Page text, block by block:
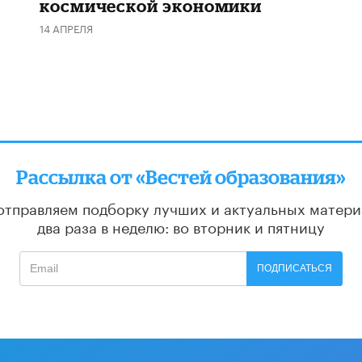
космической экономики
14 АПРЕЛЯ
Рассылка от «Вестей образования»
подборку лучших и актуальных
два раза в неделю: во вторник и пятницу
ПОДПИСАТЬСЯ